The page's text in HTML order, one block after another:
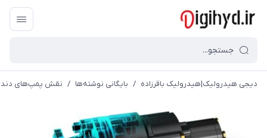
دیجی هیدرولیک|هیدرولیک باقرزاده / بایگانی نوشته‌ها / نقش پمپ‌های